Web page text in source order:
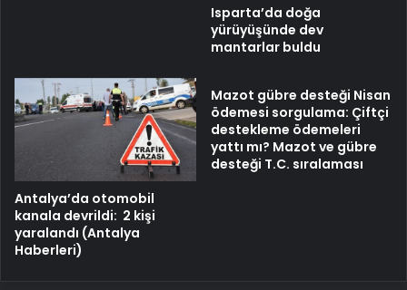
Isparta’da doğa
yürüyüşünde dev
mantarlar buldu
Antalya’da otomobil
kanala devrildi: 2 kişi
yaralandı (Antalya
Haberleri)
Mazot gübre desteği Nisan
ödemesi sorgulama: Çiftçi
destekleme ödemeleri
yattı mı? Mazot ve gübre
desteği T.C. sıralaması